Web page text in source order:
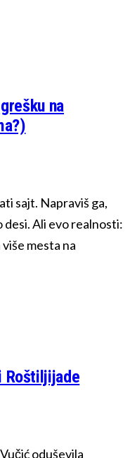
na
sajt. Napraviš ga,
desi. Ali evo realnosti:
mesta na
Roštiljijade
oduševila